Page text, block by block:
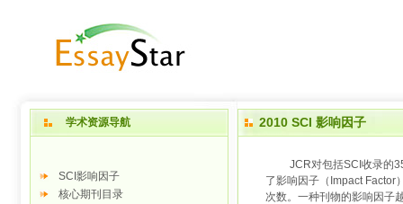
学术资源导航
SCI影响因子
核心期刊目录
2010 SCI 影响因子
JCR对包括SCI收录的
了影响因子（Impact Factor
次数。一种刊物的影响因子